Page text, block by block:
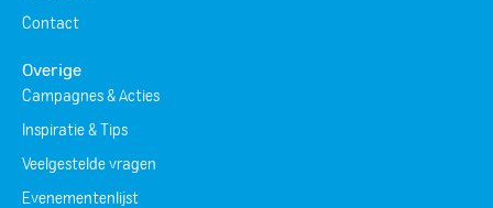
Contact
Overige
Campagnes & Acties
Inspiratie & Tips
Veelgestelde vragen
Evenementenlijst